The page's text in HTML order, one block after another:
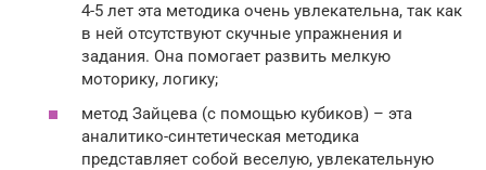
4-5 лет эта методика очень увлекательна, так как
в ней отсутствуют скучные упражнения и
задания. Она помогает развить мелкую
моторику, логику;
метод Зайцева (с помощью кубиков) – эта
аналитико-синтетическая методика
представляет собой веселую, увлекательную